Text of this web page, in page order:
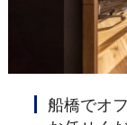
船橋でオ